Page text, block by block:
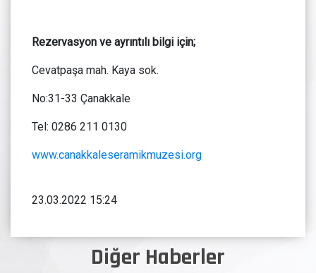
Diğer Haberler
Rezervasyon ve ayrıntılı bilgi için;
Cevatpaşa mah. Kaya sok.
No:31-33 Çanakkale
Tel: 0286 211 0130
www.canakkaleseramikmuzesi.org
23.03.2022 15:24